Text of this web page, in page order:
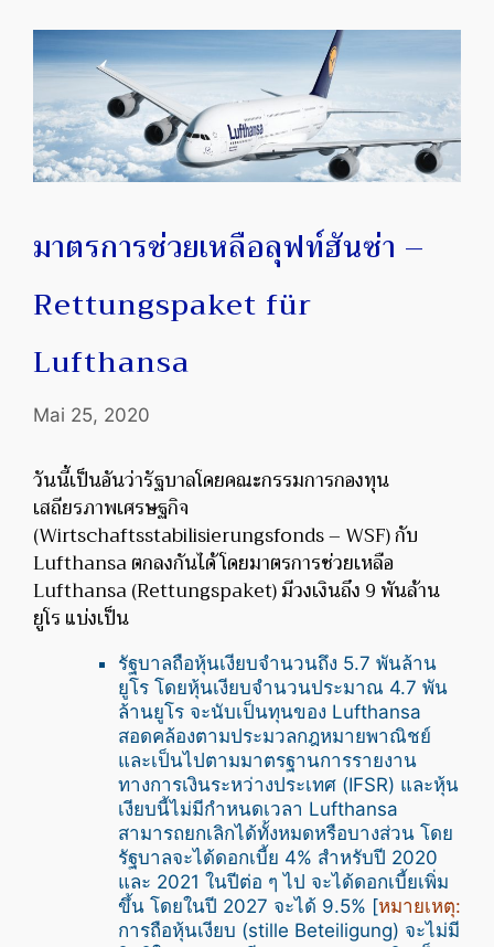
มาตรการช่วยเหลือลุฟท์ฮันซ่า –
Rettungspaket für
Lufthansa
Mai 25, 2020
วันนี้เป็นอันว่ารัฐบาลโดยคณะกรรมการกองทุน
เสถียรภาพเศรษฐกิจ
(Wirtschaftsstabilisierungsfonds – WSF) กับ
Lufthansa ตกลงกันได้ โดยมาตรการช่วยเหลือ
Lufthansa (Rettungspaket) มีวงเงินถึง 9 พันล้าน
ยูโร แบ่งเป็น
รัฐบาลถือหุ้นเงียบจำนวนถึง 5.7 พันล้าน
ยูโร โดยหุ้นเงียบจำนวนประมาณ 4.7 พัน
ล้านยูโร จะนับเป็นทุนของ Lufthansa
สอดคล้องตามประมวลกฎหมายพาณิชย์
และเป็นไปตามมาตรฐานการรายงาน
ทางการเงินระหว่างประเทศ (IFSR) และหุ้น
เงียบนี้ไม่มีกำหนดเวลา Lufthansa
สามารถยกเลิกได้ทั้งหมดหรือบางส่วน โดย
รัฐบาลจะได้ดอกเบี้ย 4% สำหรับปี 2020
และ 2021 ในปีต่อ ๆ ไป จะได้ดอกเบี้ยเพิ่ม
ขึ้น โดยในปี 2027 จะได้ 9.5% [หมายเหตุ:
การถือหุ้นเงียบ (stille Beteiligung) จะไม่มี